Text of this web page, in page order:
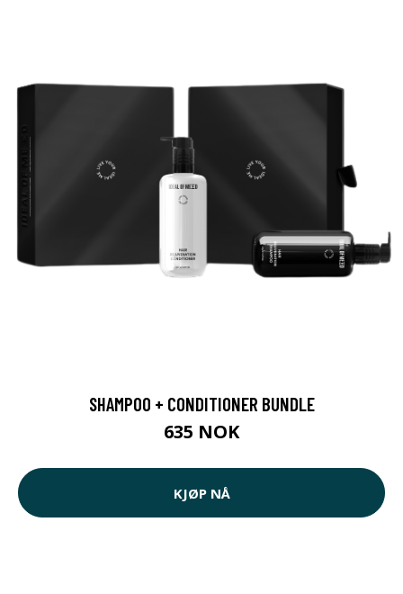
SHAMPOO + CONDITIONER BUNDLE
635 NOK
KJØP NÅ